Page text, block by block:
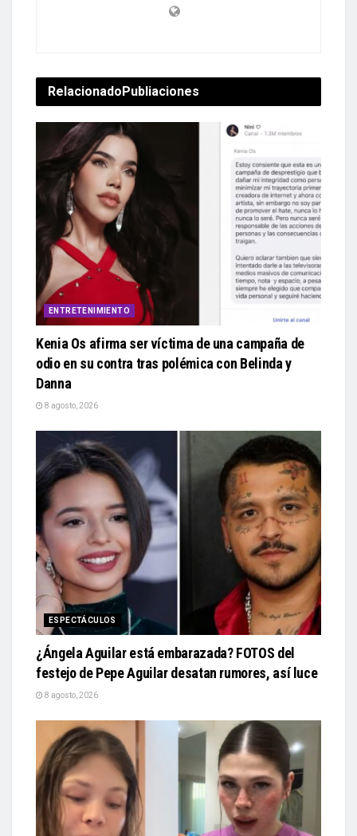
RelacionadoPubliaciones
ENTRETENIMIENTO
Kenia Os afirma ser víctima de una campaña de
odio en su contra tras polémica con Belinda y
Danna
8 agosto, 2026
ESPECTÁCULOS
¿Ángela Aguilar está embarazada? FOTOS del
festejo de Pepe Aguilar desatan rumores, así luce
8 agosto, 2026